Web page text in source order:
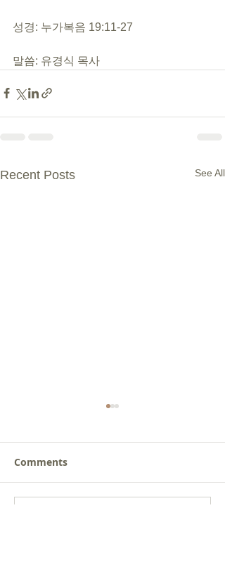
성경: 누가복음 19:11-27
말씀: 유경식 목사
Recent Posts See All
Comments